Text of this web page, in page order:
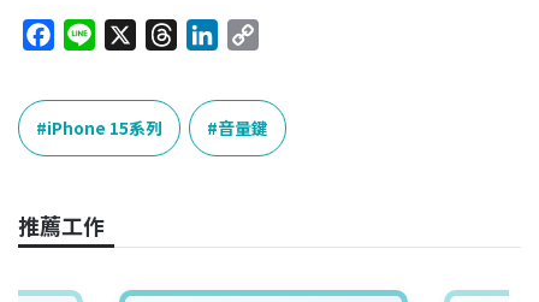
c
e
b
o
k
n
e
e
n
k
e
n
p
y
L
k
iPhone 15系列 音量鍵
推薦工作